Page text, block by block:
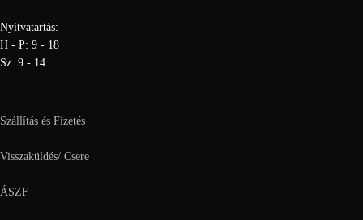
Nyitvatartás:
H - P: 9 - 18
Sz: 9 - 14
Szállítás és Fizetés
Visszaküldés/ Csere
ÁSZF